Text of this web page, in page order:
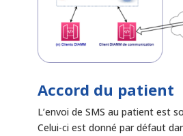
Accord du patient
L’envoi de SMS au patient est
Celui-ci est donné par défaut